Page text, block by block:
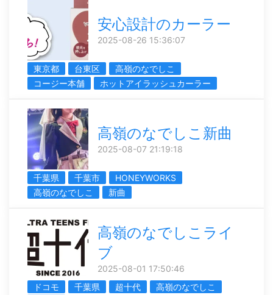
安心設計のカーラー
2025-08-26 15:36:07
東京都 台東区
高嶺のなでしこ
コージー本舗
ホットアイラッシュカーラー
高嶺のなでしこ新曲
2025-08-07 21:19:18
千葉県 千葉市
HONEYWORKS
高嶺のなでしこ
新曲
高嶺のなでしこライ
ブ
2025-08-01 17:50:46
ドコモ
千葉県 超十代
高嶺のなでしこ